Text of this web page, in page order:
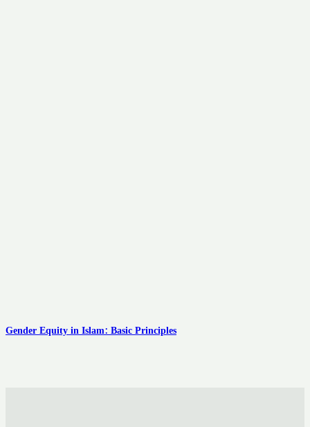
Gender Equity in Islam: Basic Principles